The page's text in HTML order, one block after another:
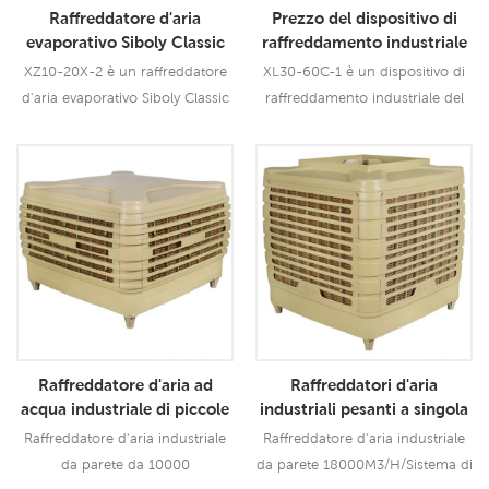
Raffreddatore d'aria
evaporativo Siboly Classic
da 1,5 kW
XZ10-20X-2 è un raffreddatore
d'aria evaporativo Siboly Classic
applicazioni interne/esterne.
Utilizza un motore della ventola
da 1,5 kW, offre un vento
potente di 20000 CMH, 12
velocità. Utilizzando il pad di
raffreddamento 5090,
prestazioni di raffreddamento
Leggi Di Più
Prezzo del dispositivo di
raffreddamento industriale
del deserto del dispositivo
di raffreddamento della
XL30-60C-1 è un dispositivo di
raffreddamento industriale del
raffreddamento della palude del
supporto del tetto da 22KW che
può essere utilizzato per tutti i
tipi di applicazioni industriali o
commerciali. Utilizza un motore
della ventola da 22,0 kW con
cablaggio in rame puro, offre un
vento potente di 60000 CMH,
Leggi Di Più
Raffreddatore d'aria ad
acqua industriale di piccole
dimensioni
Raffreddatore d'aria industriale
da parete da 10000
Raffreddatori d'aria
industriali pesanti a singola
velocità da 380 V
Raffreddatore d'aria industriale
da parete 18000M3/H/Sistema di